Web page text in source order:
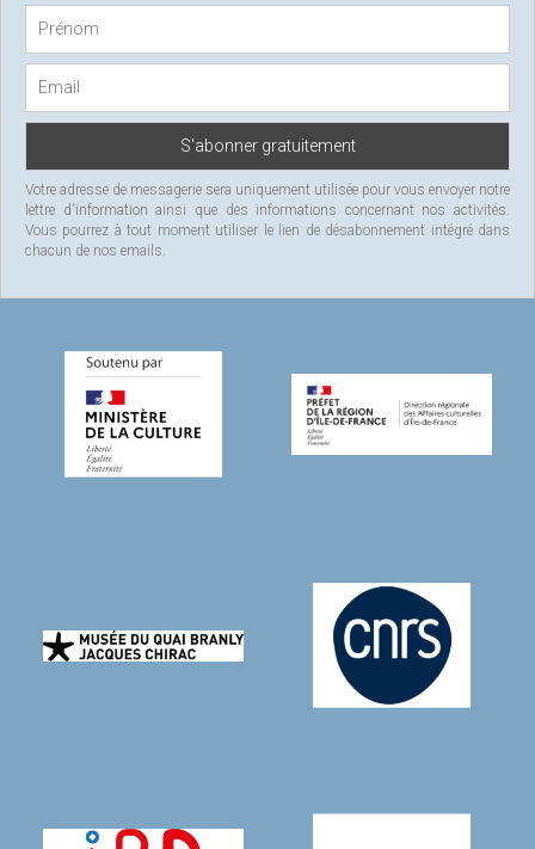
r
Votre adresse de messagerie sera uniquement utilisée pour vous envoyer notre
lettre d'information ainsi que des informations concernant nos activités.
Vous pourrez à tout moment utiliser le lien de désabonnement intégré dans
chacun de nos emails.